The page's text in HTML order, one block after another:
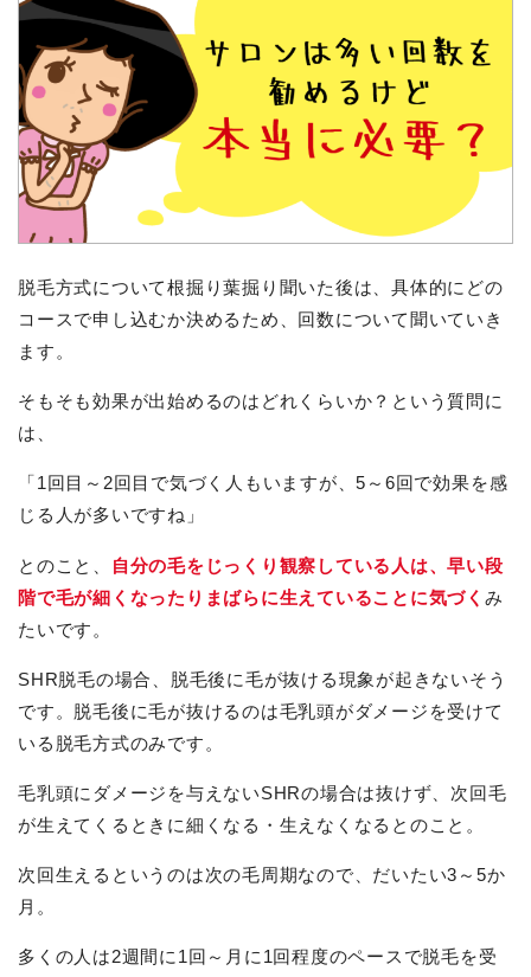
脱毛方式について根掘り葉掘り聞いた後は、具体的にどの
コースで申し込むか決めるため、回数について聞いていき
ます。
そもそも効果が出始めるのはどれくらいか？という質問に
は、
「1回目～2回目で気づく人もいますが、5～6回で効果を感
じる人が多いですね」
とのこと、
自分の毛をじっくり観察している人は、早い段
階で毛が細くなったりまばらに生えていることに気づく み
たいです。
SHR脱毛の場合、脱毛後に毛が抜ける現象が起きないそう
です。脱毛後に毛が抜けるのは毛乳頭がダメージを受けて
いる脱毛方式のみです。
毛乳頭にダメージを与えないSHRの場合は抜けず、次回毛
が生えてくるときに細くなる・生えなくなるとのこと。
次回生えるというのは次の毛周期なので、だいたい3～5か
月。
多くの人は2週間に1回～月に1回程度のペースで脱毛を受